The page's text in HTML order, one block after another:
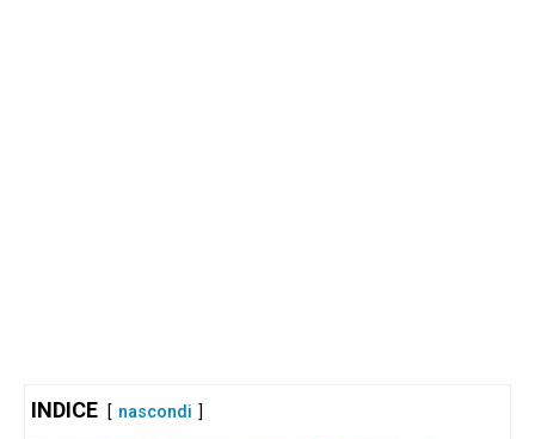
INDICE nascondi